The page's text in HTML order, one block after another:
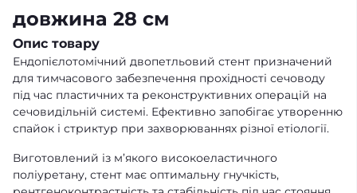
довжина 28 см
Опис товару
Ендопієлотомічний двопетльовий стент призначений
для тимчасового забезпечення прохідності сечоводу
під час пластичних та реконструктивних операцій на
сечовидільній системі. Ефективно запобігає утворенню
спайок і стриктур при захворюваннях різної етіології.
Виготовлений із м’якого високоеластичного
поліуретану, стент має оптимальну гнучкість,